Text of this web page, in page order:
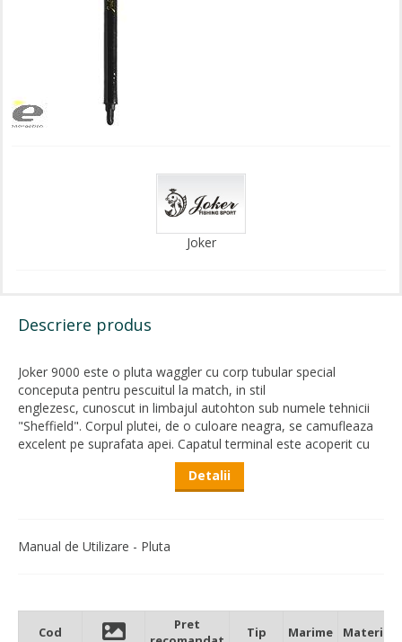
Joker
Descriere produs
Joker 9000 este o pluta waggler cu corp tubular special
conceputa pentru pescuitul la match, in stil
englezesc, cunoscut in limbajul autohton sub numele tehnicii
"Sheffield". Corpul plutei, de o culoare neagra, se camufleaza
excelent pe suprafata apei. Capatul terminal este acoperit cu
vopsea fluorescenta, asigurand vizibilitate excelenta in orice
Corp tubular perfect calibrat
Detalii
Manual de Utilizare - Pluta
Cod
Pret
Tip Marime Material